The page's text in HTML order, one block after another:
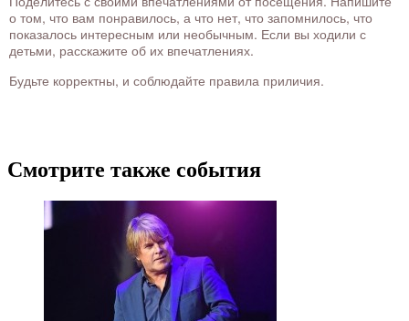
о том, что вам понравилось, а что нет, что запомнилось, что
показалось интересным или необычным. Если вы ходили с
детьми, расскажите об их впечатлениях.
Будьте корректны, и соблюдайте правила приличия.
Смотрите также события